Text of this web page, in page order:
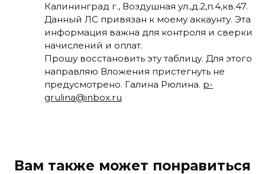
Калининград г., Воздушная ул.,д.2,п.4,кв.47.
Данный ЛС привязан к моему аккаунту. Эта
информация важна для контроля и сверки
начислений и оплат.
Прошу восстановить эту таблицу. Для этого
направляю Вложения пристегнуть не
предусмотрено. Галина Рюлина. p-
grulina@inbox.ru
Вам также может понравиться